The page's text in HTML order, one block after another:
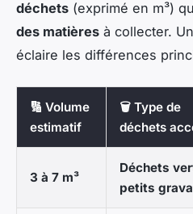
déchets (exprimé en m³)
des matières à collecter.
éclaire les différences
🔢 Volume
estimatif
🗑️ Type de
déchets
3 à 7 m³
Déchets
petits